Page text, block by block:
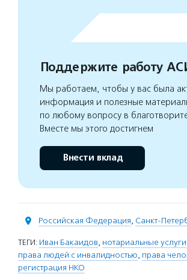
Поддержите работу
Мы работаем, чтобы у вас была
информация и полезные
по любому вопросу в
Вместе мы этого достигнем
Внести вклад
Российская Федерация, Санкт-
ТЕГИ: Иван Бакаидов, нотариальные услуги
права людей с инвалидностью, права
регистрация НКО